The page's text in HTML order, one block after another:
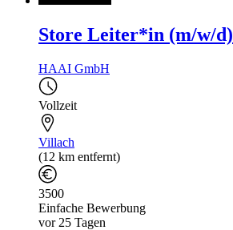
Store Leiter*in (m/w/d)
HAAI GmbH
Vollzeit
Villach
(12 km entfernt)
3500
Einfache Bewerbung
vor 25 Tagen